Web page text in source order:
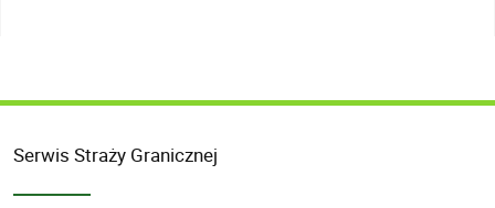
Serwis Straży Granicznej